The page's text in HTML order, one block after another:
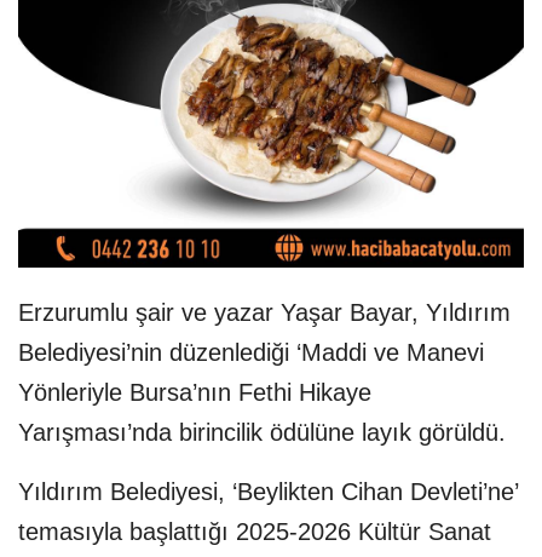
Erzurumlu şair ve yazar Yaşar Bayar, Yıldırım
Belediyesi’nin düzenlediği ‘Maddi ve Manevi
Yönleriyle Bursa’nın Fethi Hikaye
Yarışması’nda birincilik ödülüne layık görüldü.
Yıldırım Belediyesi, ‘Beylikten Cihan Devleti’ne’
temasıyla başlattığı 2025-2026 Kültür Sanat